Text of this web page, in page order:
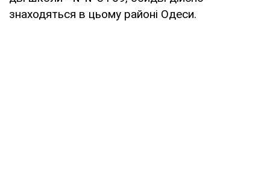
знаходяться в цьому районі Одеси.